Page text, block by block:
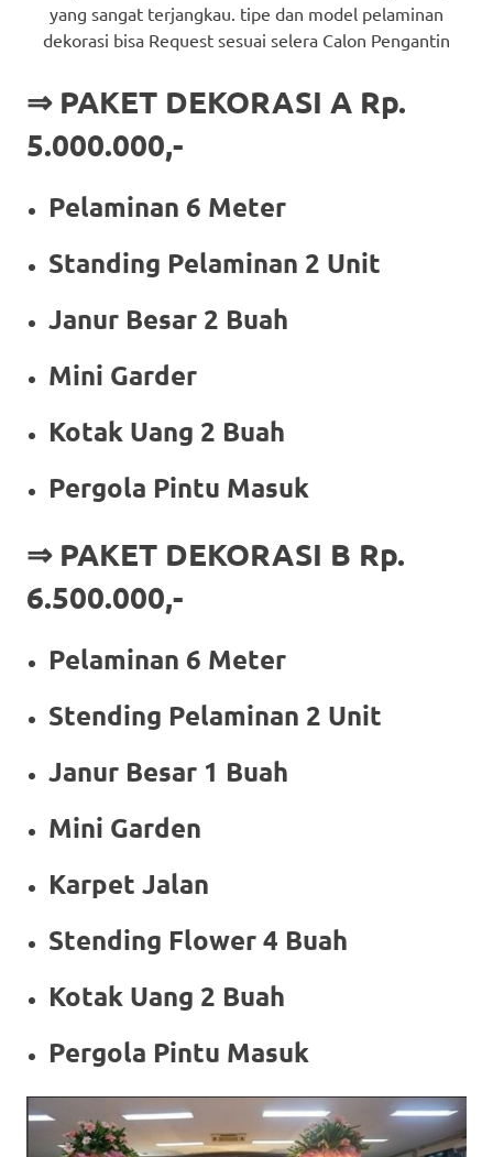
yang sangat terjangkau. tipe dan model pelaminan
dekorasi bisa Request sesuai selera Calon Pengantin
⇒ PAKET DEKORASI A Rp.
5.000.000,-
Pelaminan 6 Meter
Standing Pelaminan 2 Unit
Janur Besar 2 Buah
Mini Garder
Kotak Uang 2 Buah
Pergola Pintu Masuk
⇒ PAKET DEKORASI B Rp.
6.500.000,-
Pelaminan 6 Meter
Stending Pelaminan 2 Unit
Janur Besar 1 Buah
Mini Garden
Karpet Jalan
Stending Flower 4 Buah
Kotak Uang 2 Buah
Pergola Pintu Masuk